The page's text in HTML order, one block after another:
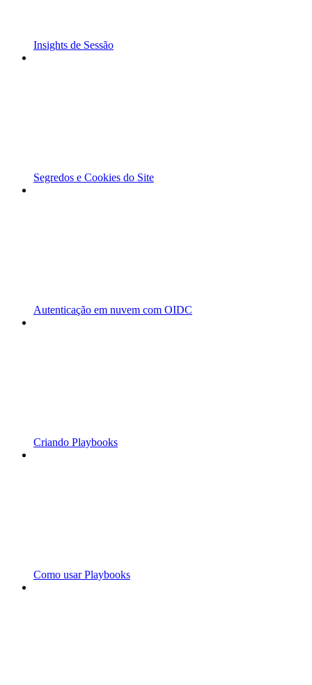
Insights de Sessão
Segredos e Cookies do Site
Autenticação em nuvem com OIDC
Criando Playbooks
Como usar Playbooks